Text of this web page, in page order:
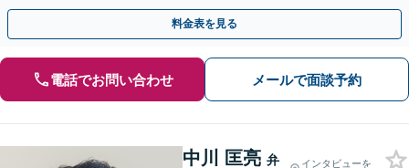
から遺言執行まで責任を持って対応させていただきます。
料金表を見る
電話でお問い合わせ メールで面談予約
中川 匡亮 弁 インタビューを